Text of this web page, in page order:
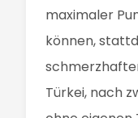
maximaler
können,
Türkei, nach